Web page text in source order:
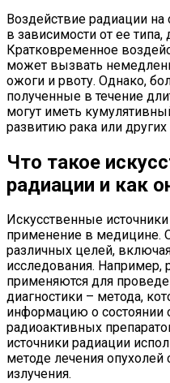
Воздействие радиации
в зависимости от ее
Кратковременное
может вызвать
ожоги и рвоту. Однако,
полученные в течение
могут иметь
развитию рака или
Что такое
радиации и как
Искусственные
применение в медицине.
различных целей,
исследования. Например,
применяются для
диагностики – метода,
информацию о состоянии
радиоактивных
источники радиации
методе лечения
излучения.